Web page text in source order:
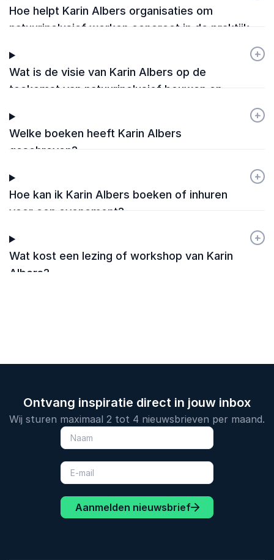
Hoe helpt Karin Albers organisaties om
natuurinclusief werken concreet in de praktijk
Wat is de visie van Karin Albers op de
toekomst van natuurinclusief bouwen en
+
-
Welke boeken heeft Karin Albers
geschreven?
+
-
Hoe kan ik Karin Albers boeken of inhuren
voor een evenement?
+
-
Wat kost een lezing of workshop van Karin
Albers?
+
-
Ontvang inspiratie direct in jouw inbox
Wij sturen maximaal 2 tot 4 nieuwsbrieven per maand.
Aanmelden nieuwsbrief